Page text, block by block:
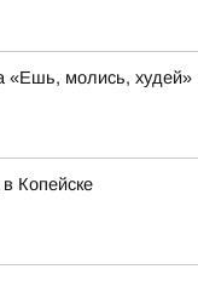
«Ешь, молись, худей»
Копейске